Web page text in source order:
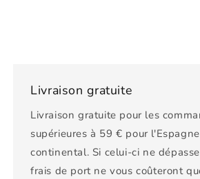
Livraison gratuite
Livraison gratuite pour les
supérieures à 59 € pour
continental. Si celui-ci ne
frais de port ne vous coûteront